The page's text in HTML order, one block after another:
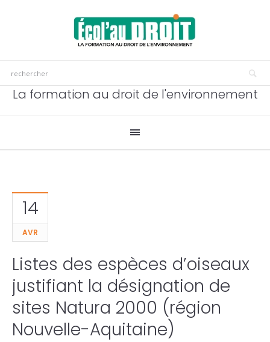
La formation au droit de l'environnement
14
AVR
Listes des espèces d’oiseaux
justifiant la désignation de
sites Natura 2000 (région
Nouvelle-Aquitaine)